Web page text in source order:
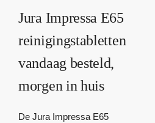
Jura Impressa E65
reinigingstabletten
vandaag besteld,
morgen in huis
De Jura Impressa E65